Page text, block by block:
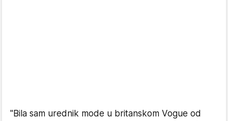
"Bila sam urednik mode u britanskom Vogue od